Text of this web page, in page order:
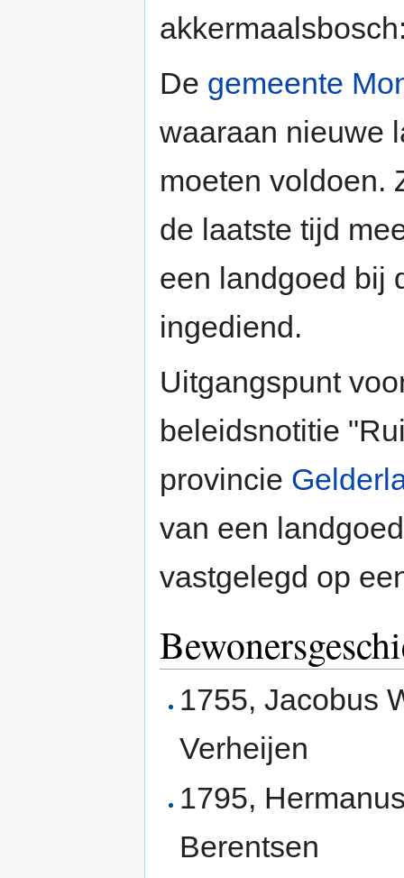
De gemeente
waaraan nieuwe
moeten voldoen.
de laatste tijd
een landgoed bij
ingediend.
Uitgangspunt
beleidsnotitie
provincie
van een
vastgelegd op
1755, Jacobus
Verheijen
1795,
Berentsen